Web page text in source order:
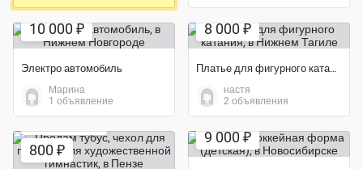
10 000 ₽
Электро автомобиль
Марина
1 объявление
8 000 ₽
Платье для фигурного катания
настя
2 объявления
800 ₽
9 000 ₽